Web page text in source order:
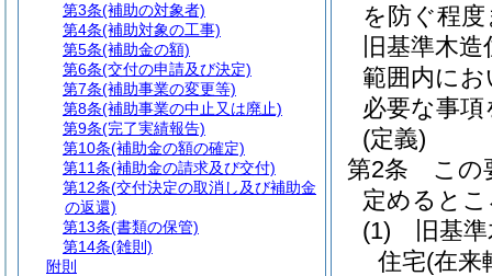
を防ぐ程
旧基準木
範囲内に
必要な事
(定義)
第2条
この
定めると
(1)
旧基
住宅(在来
第3条(補助の対象者)
第4条(補助対象の工事)
第5条(補助金の額)
第6条(交付の申請及び決定)
第7条(補助事業の変更等)
第8条(補助事業の中止又は廃止)
第9条(完了実績報告)
第10条(補助金の額の確定)
第11条(補助金の請求及び交付)
第12条(交付決定の取消し及び補助金
の返還)
第13条(書類の保管)
第14条(雑則)
附則